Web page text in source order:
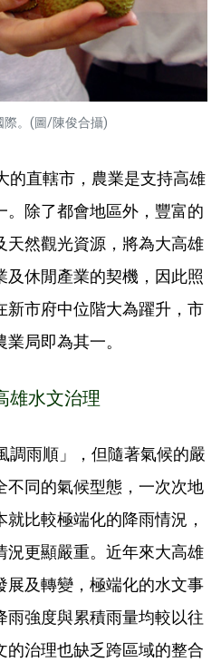
際。(圖/陳俊合攝)
直轄市，農業是支持高雄
。除了都會地區外，豐富的
天然觀光資源，將為大高雄
休閒產業的契機，因此照
新市府中位階大為躍升，市
局即為其一。
水文治理
雨順」，但隨著氣候的嚴
不同的氣候型態，一次次地
比較極端化的降雨情況，
況更顯嚴重。近年來大高雄
展及轉變，極端化的水文事
雨強度與累積雨量均較以往
的治理也缺乏跨區域的整合